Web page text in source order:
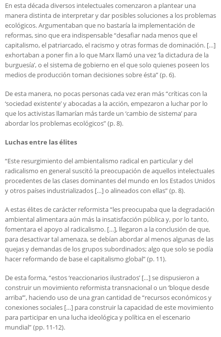
En esta década diversos intelectuales comenzaron a plantear una
manera distinta de interpretar y dar posibles soluciones a los problemas
ecológicos. Argumentaban que no bastaría la implementación de
reformas, sino que era indispensable “desafiar nada menos que el
capitalismo, el patriarcado, el racismo y otras formas de dominación. […]
exhortaban a poner fin a lo que Marx llamó una vez ‘la dictadura de la
burguesía’, o el sistema de gobierno en el que solo quienes poseen los
medios de producción toman decisiones sobre ésta” (p. 6).
De esta manera, no pocas personas cada vez eran más “críticas con la
‘sociedad existente’ y abocadas a la acción, empezaron a luchar por lo
que los activistas llamarían más tarde un ‘cambio de sistema’ para
abordar los problemas ecológicos” (p. 8).
Luchas entre las élites
“Este resurgimiento del ambientalismo radical en particular y del
radicalismo en general suscitó la preocupación de aquellos intelectuales
procedentes de las clases dominantes del mundo en los Estados Unidos
y otros países industrializados […] o alineados con ellas” (p. 8).
A estas élites de carácter reformista “les preocupaba que la degradación
ambiental alimentara aún más la insatisfacción pública y, por lo tanto,
fomentara el apoyo al radicalismo. […], llegaron a la conclusión de que,
para desactivar tal amenaza, se debían abordar al menos algunas de las
quejas y demandas de los grupos subordinados; algo que solo se podía
hacer reformando de base el capitalismo global” (p. 11).
De esta forma, “estos ‘reaccionarios ilustrados’ […] se dispusieron a
construir un movimiento reformista transnacional o un ‘bloque desde
arriba’”, haciendo uso de una gran cantidad de “recursos económicos y
conexiones sociales […] para construir la capacidad de este movimiento
para participar en una lucha ideológica y política en el escenario
mundial” (pp. 11-12).